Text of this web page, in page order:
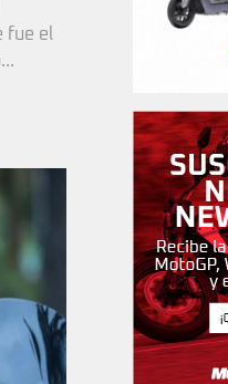
fue el